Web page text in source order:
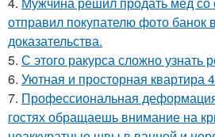
отправил покупателю фото банок
доказательства.
5. С этого ракурса сложно узнать
6. Уютная и просторная квартира
7. Профессиональная
гостях обращаешь внимание на